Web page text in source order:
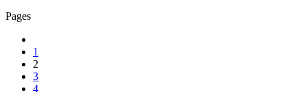
Pages
1
2
3
4